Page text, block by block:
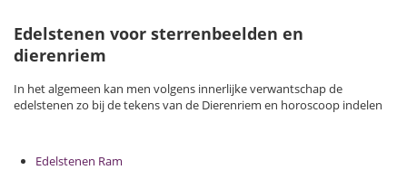
Edelstenen voor sterrenbeelden en
dierenriem
In het algemeen kan men volgens innerlijke verwantschap de
edelstenen zo bij de tekens van de Dierenriem en horoscoop indelen
Edelstenen Ram